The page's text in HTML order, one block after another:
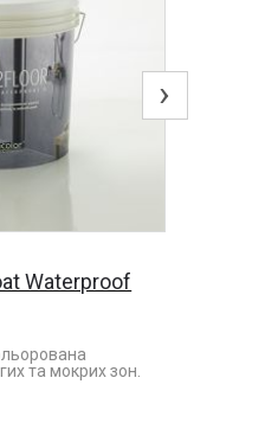
›
Waterproof
та мокрих зон.